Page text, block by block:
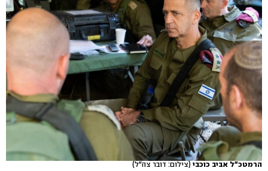
הרמטכ"ל אביב כוכבי (צילום: דובר צה"ל)